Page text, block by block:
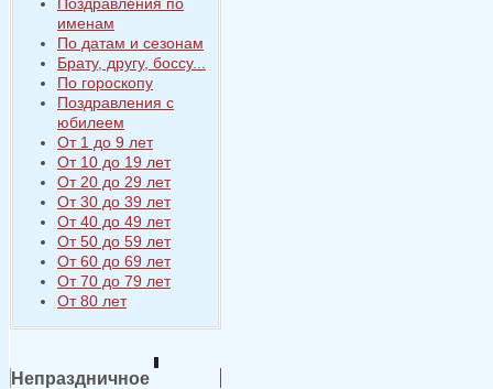
Поздравления по
именам
По датам и сезонам
Брату, другу, боссу...
По гороскопу
Поздравления с
юбилеем
От 1 до 9 лет
От 10 до 19 лет
От 20 до 29 лет
От 30 до 39 лет
От 40 до 49 лет
От 50 до 59 лет
От 60 до 69 лет
От 70 до 79 лет
От 80 лет
Непраздничное